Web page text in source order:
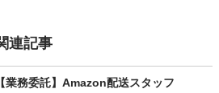
連記事
業務委託】Amazon配送スタッフ